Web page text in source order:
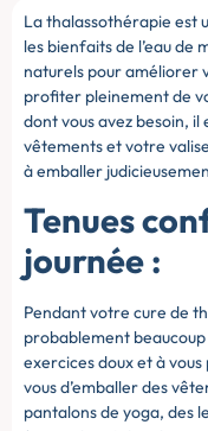
La thalassothérapie est
les bienfaits de l’eau de
naturels pour améliorer
profiter pleinement de
dont vous avez besoin,
vêtements et votre
à emballer
Tenues
journée :
Pendant votre cure de
probablement
exercices doux et à
vous d’emballer des
pantalons de yoga, des